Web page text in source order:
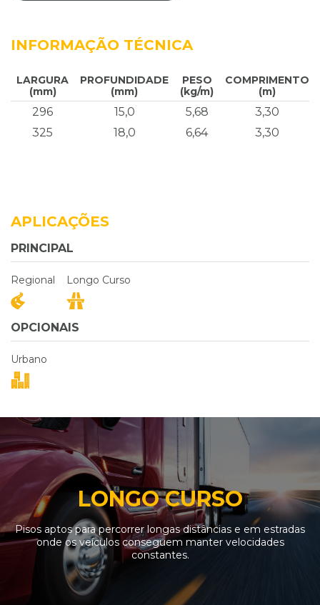
INFORMAÇÃO TÉCNICA
LARGURA
(mm)
PROFUNDIDADE
(mm)
PESO
(kg/m)
COMPRIMENTO
(m)
296 15,0 5,68
3,30
325
18,0 6,64 3,30
APLICAÇÕES
PRINCIPAL
Regional Longo Curso
OPCIONAIS
Urbano
LONGO CURSO
Pisos aptos para percorrer longas distâncias e em estradas
onde os veículos conseguem manter velocidades
constantes.